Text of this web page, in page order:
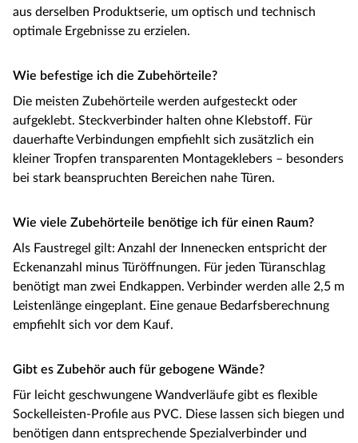
aus derselben Produktserie, um optisch und technisch
optimale Ergebnisse zu erzielen.
Wie befestige ich die Zubehörteile?
Die meisten Zubehörteile werden aufgesteckt oder
aufgeklebt. Steckverbinder halten ohne Klebstoff. Für
dauerhafte Verbindungen empfiehlt sich zusätzlich ein
kleiner Tropfen transparenten Montageklebers – besonders
bei stark beanspruchten Bereichen nahe Türen.
Wie viele Zubehörteile benötige ich für einen Raum?
Als Faustregel gilt: Anzahl der Innenecken entspricht der
Eckenanzahl minus Türöffnungen. Für jeden Türanschlag
benötigt man zwei Endkappen. Verbinder werden alle 2,5 m
Leistenlänge eingeplant. Eine genaue Bedarfsberechnung
empfiehlt sich vor dem Kauf.
Gibt es Zubehör auch für gebogene Wände?
Für leicht geschwungene Wandverläufe gibt es flexible
Sockelleisten-Profile aus PVC. Diese lassen sich biegen und
benötigen dann entsprechende Spezialverbinder und